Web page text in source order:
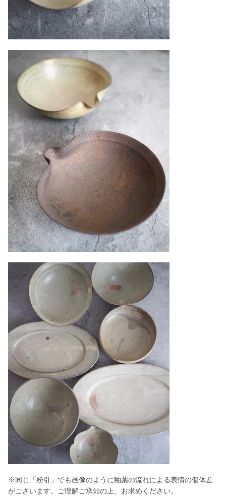
※同じ「粉引」でも画像のように釉薬の流れによる表情の個体差
がございます。ご理解ご承知の上、お求めください。